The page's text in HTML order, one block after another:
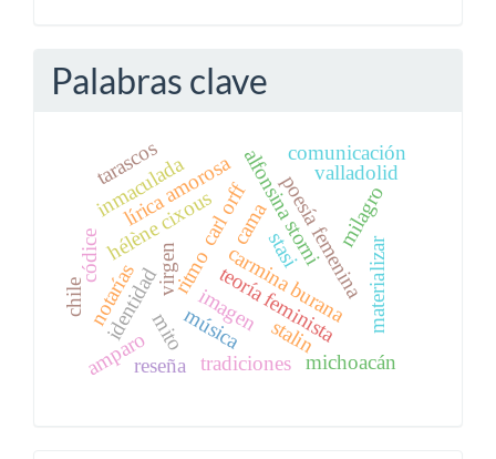
Palabras clave
carl orff
carmina burana
mitomúsica
ritmo
alfonsina storni
poesía femenina
lírica amorosa
teoría feminista
hélène cixous
virgen
milagro
materializar
inmaculada
imagen
identidad
tradiciones
valladolid
michoacán
notarías
cama
códice
tarascos comunicación
reseña
amparo
stasi
chile
stalin